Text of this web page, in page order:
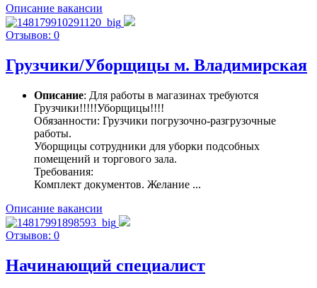
Описание вакансии
Отзывов: 0
Грузчики/Уборщицы м. Владимирская
Описание: Для работы в магазинах требуются
Грузчики!!!!!Уборщицы!!!!
Обязанности: Грузчики погрузочно-разгрузочные
работы.
Уборщицы сотрудники для уборки подсобных
помещений и торгового зала.
Требования:
Комплект документов. Желание ...
Описание вакансии
Отзывов: 0
Начинающий специалист